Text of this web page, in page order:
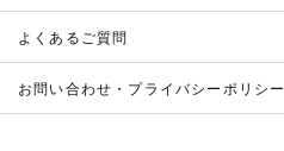
よくあるご質問
お問い合わせ・プライバシーポリシー